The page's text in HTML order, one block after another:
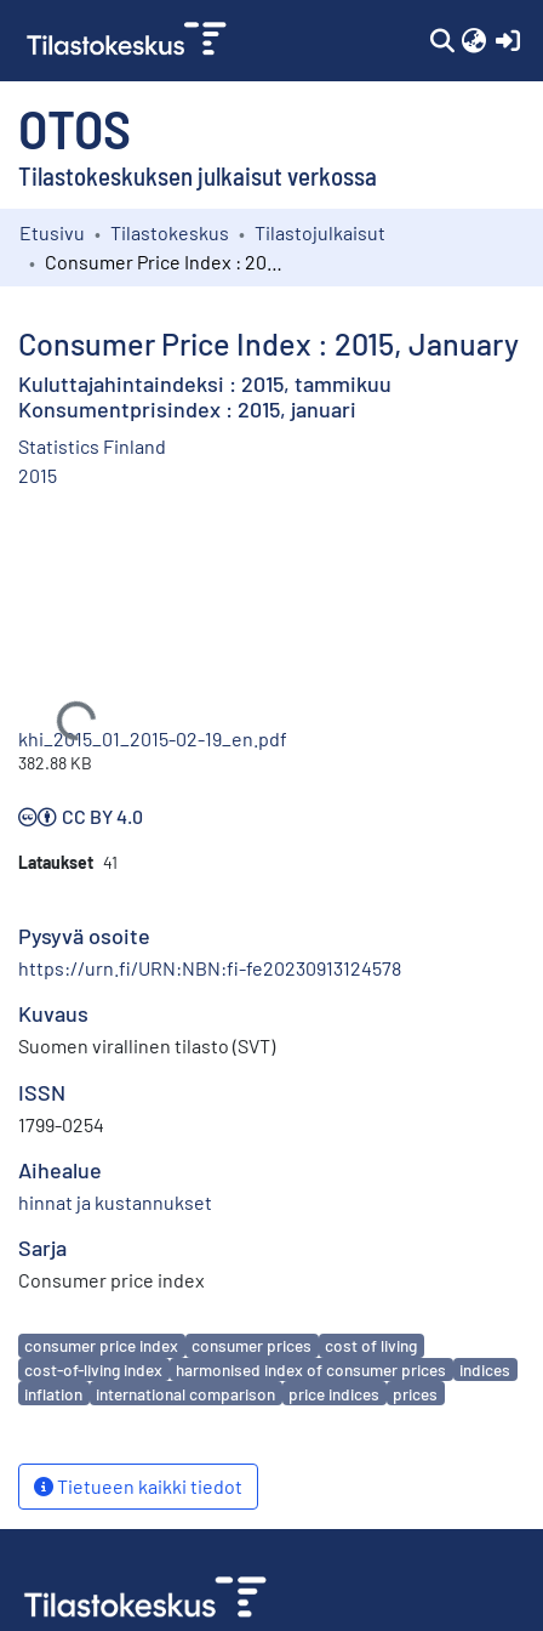
OTOS
Tilastokeskuksen julkaisut verkossa
Kokoelmat
Etusivu Tilastokeskus
Tilastojulkaisut
Consumer Price Index : 2015, January
Kuluttajahintaindeksi : 2015, tammikuu
Konsumentprisindex : 2015, januari
Statistics Finland
2015
Ladataan...
khi_2015_01_2015-02-19_en.pdf
382.88 KB
CC BY 4.0
Lataukset 41
Pysyvä osoite
https://urn.fi/URN:NBN:fi-fe20230913124578
Kuvaus
Suomen virallinen tilasto (SVT)
ISSN
1799-0254
Aihealue
hinnat ja kustannukset
Sarja
Consumer price index
Avainsanat
consumer price index consumer prices
cost of living
cost-of-living index
harmonised index of consumer prices
indices
inflation
international comparison price indices prices
Tietueen kaikki tiedot